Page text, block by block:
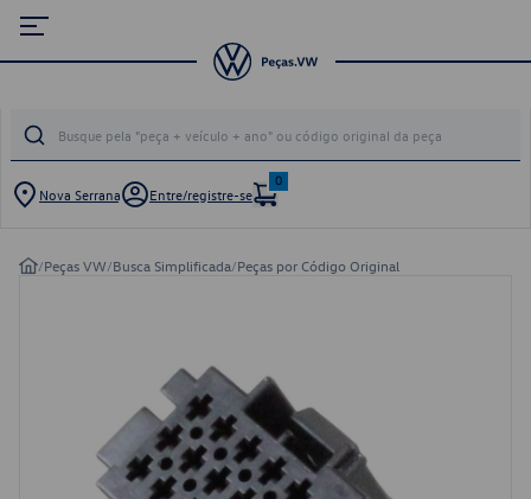
Nova Serrana Entre/registre-se
0
/Peças VW/Busca Simplificada/Peças por Código Original